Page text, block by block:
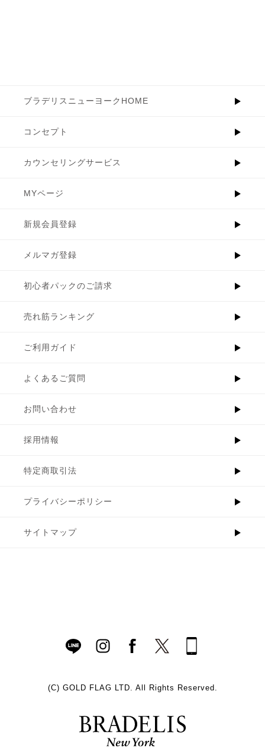
ブラデリスニューヨークHOME
コンセプト
カウンセリングサービス
MYページ
新規会員登録
メルマガ登録
初心者パックのご請求
売れ筋ランキング
ご利用ガイド
よくあるご質問
お問い合わせ
採用情報
特定商取引法
プライバシーポリシー
サイトマップ
(C) GOLD FLAG LTD. All Rights Reserved.